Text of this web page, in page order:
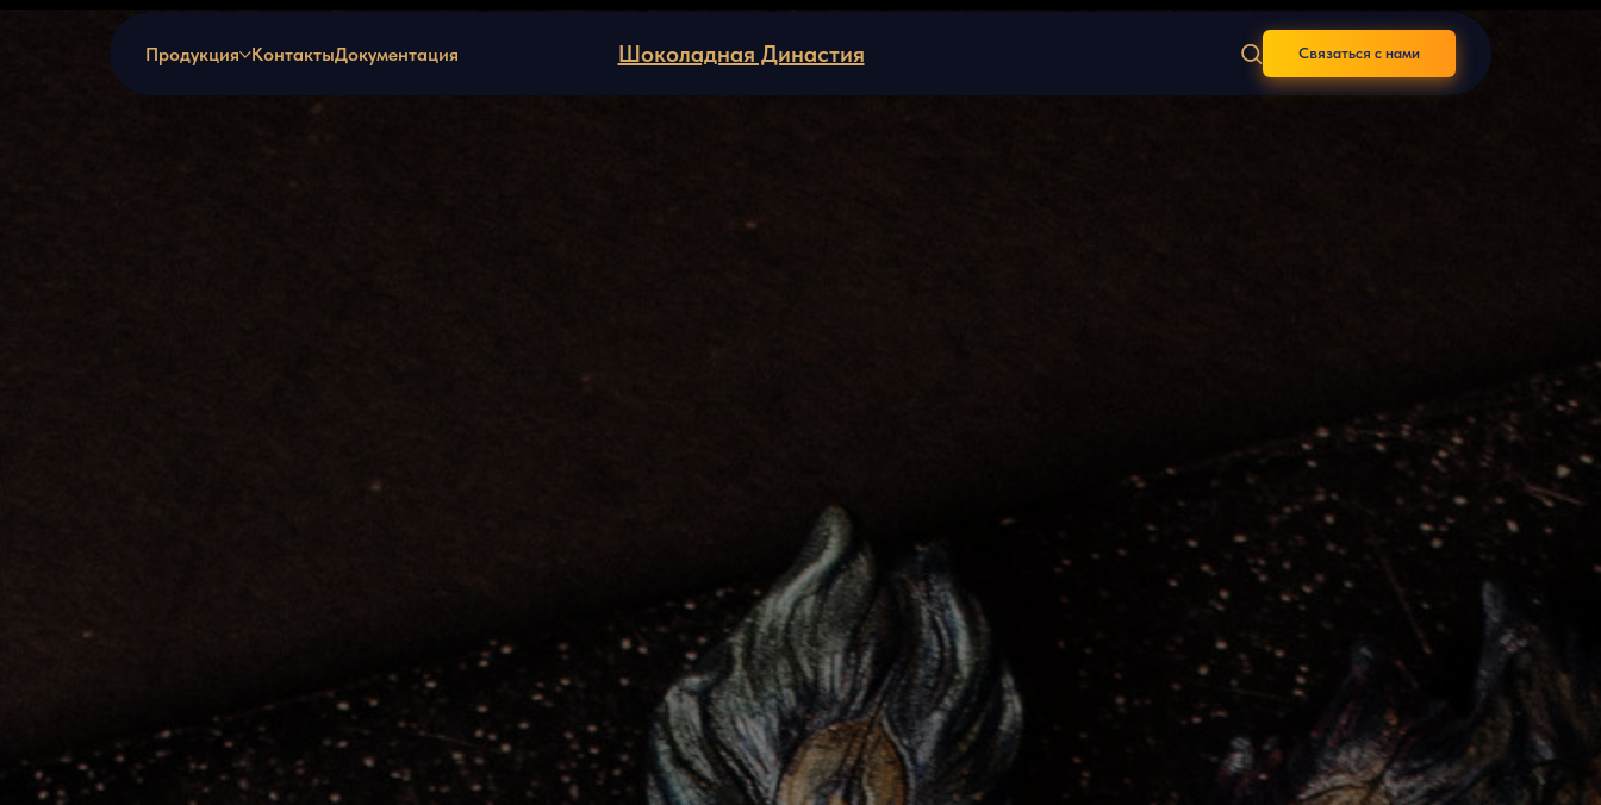
Продукция КонтактыДокументация Шоколадная Династия Связаться с нами